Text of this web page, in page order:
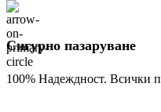
Сигурно пазаруване
100% Надеждност. Всички